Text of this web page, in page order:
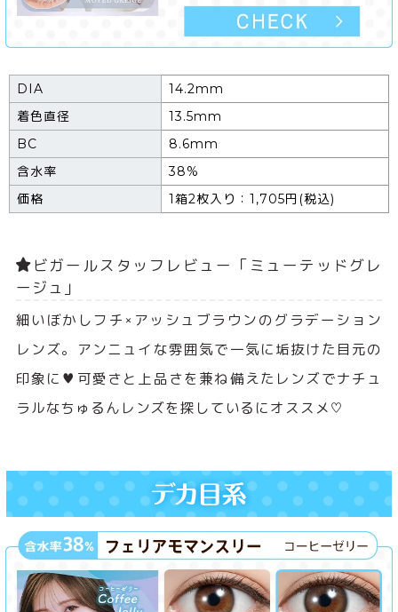
DIA
14.2mm
着色直径
13.5mm
BC
8.6mm
含水率
38%
価格
1箱2枚入り：1,705円(税込)
ビガールスタッフレビュー「ミューテッドグレ
ージュ」
細いぼかしフチ×アッシュブラウンのグラデーション
レンズ。アンニュイな雰囲気で一気に垢抜けた目元の
印象に♥可愛さと上品さを兼ね備えたレンズでナチュ
ラルなちゅるんレンズを探しているにオススメ♡